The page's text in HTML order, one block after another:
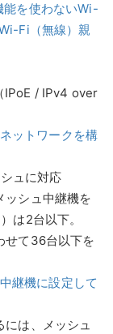
能を使わないWi-
Fi（無線）親
IPoE / IPv4 over
ットワークを構
ュに対応
ッシュ中継機を
は2台以下。
せて36台以下を
継機に設定して
には、メッシュ